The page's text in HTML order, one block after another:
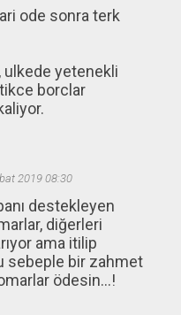
ode sonra terk
ulkede yetenekli
borclar
2019 08:30
destekleyen
diğerleri
ama itilip
sebeple bir zahmet
ödesin...!